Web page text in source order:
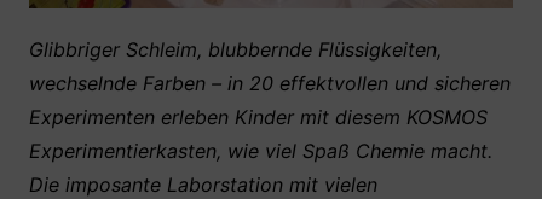
Glibbriger Schleim, blubbernde Flüssigkeiten,
wechselnde Farben – in 20 effektvollen und sicheren
Experimenten erleben Kinder mit diesem KOSMOS
Experimentierkasten, wie viel Spaß Chemie macht.
Die imposante Laborstation mit vielen